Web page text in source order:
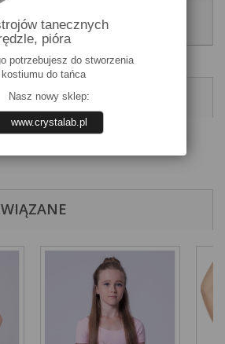
przed obniżką 90zł
tanecznych
pióra
potrzebujesz do stworzenia
do tańca
Nasz nowy sklep:
www.crystalab.pl